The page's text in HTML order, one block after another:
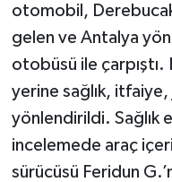
otomobil,
gelen ve Antalya
otobüsü ile çarpıştı.
yerine sağlık,
yönlendirildi. Sağlık
incelemede araç
sürücüsü Feridun